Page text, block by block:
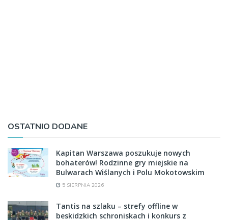
OSTATNIO DODANE
Kapitan Warszawa poszukuje nowych
bohaterów! Rodzinne gry miejskie na
Bulwarach Wiślanych i Polu Mokotowskim
5 SIERPNIA 2026
Tantis na szlaku – strefy offline w
beskidzkich schroniskach i konkurs z